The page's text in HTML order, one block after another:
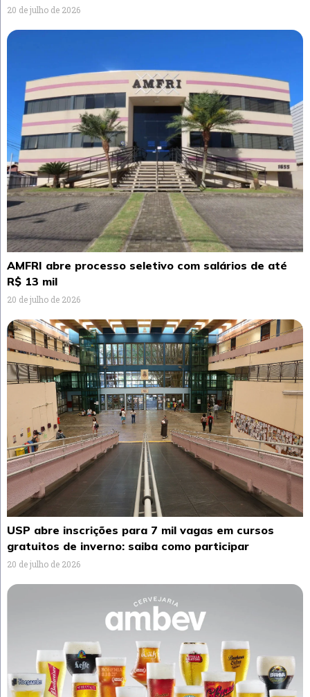
20 de julho de 2026
AMFRI abre processo seletivo com salários de até
R$ 13 mil
20 de julho de 2026
USP abre inscrições para 7 mil vagas em cursos
gratuitos de inverno: saiba como participar
20 de julho de 2026